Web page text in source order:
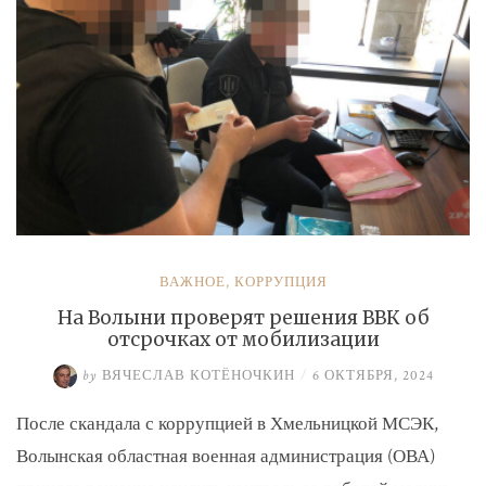
ВАЖНОЕ, КОРРУПЦИЯ
На Волыни проверят решения ВВК об
отсрочках от мобилизации
by ВЯЧЕСЛАВ КОТЁНОЧКИН / 6 ОКТЯБРЯ, 2024
После скандала с коррупцией в Хмельницкой МСЭК,
Волынская областная военная администрация (ОВА)